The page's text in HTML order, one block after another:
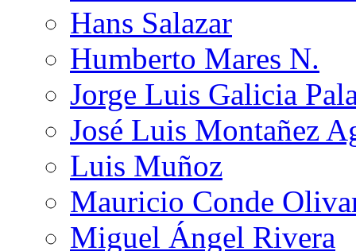
Hans Salazar
Humberto Mares N.
Jorge Luis Galicia
José Luis Montañez
Luis Muñoz
Mauricio Conde
Miguel Ángel Rivera